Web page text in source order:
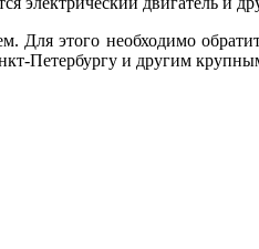
Для этого необходимо
Петербургу и другим